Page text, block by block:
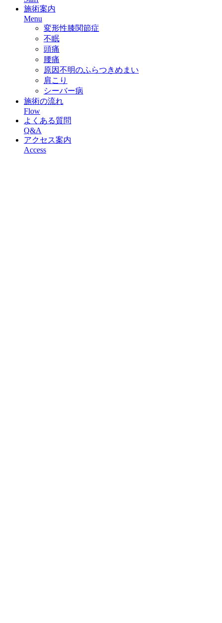
施術案内
Menu
変形性膝関節症
不眠
頭痛
腰痛
原因不明のふらつきめまい
肩こり
シーバー病
施術の流れ
Flow
よくある質問
Q&A
アクセス案内
Access